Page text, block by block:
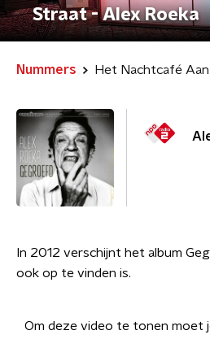
Straat - Alex Roeka
Nummers
In 2012 verschijnt het album
ook op te vinden is.
Om deze video te tonen moet